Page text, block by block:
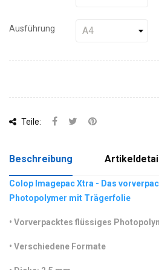
Ausführung
Teile:
Beschreibung
Colop Imagepac Xtra - Das
Photopolymer mit Trägerfolie
• Vorverpacktes flüssiges
• Verschiedene Formate